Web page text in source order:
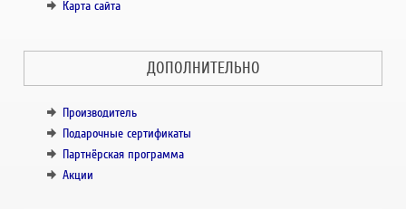
Карта сайта
ДОПОЛНИТЕЛЬНО
Производитель
Подарочные сертификаты
Партнёрская программа
Акции